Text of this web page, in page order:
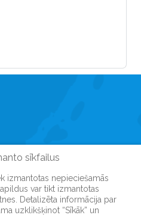
sīkfailus
izmantotas nepieciešamās
var tikt izmantotas
Detalizēta informācija par
uzklikšķinot “Sīkāk” un